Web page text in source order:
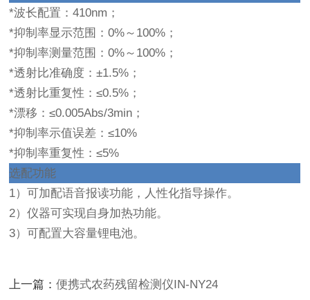
*波长配置：410nm；
*抑制率显示范围：0%～100%；
*抑制率测量范围：0%～100%；
*透射比准确度：±1.5%；
*透射比重复性：≤0.5%；
*漂移：≤0.005Abs/3min；
*抑制率示值误差：≤10%
*抑制率重复性：≤5%
选配功能
1）可加配语音报读功能，人性化指导操作。
2）仪器可实现自身加热功能。
3）可配置大容量锂电池。
上一篇：便携式农药残留检测仪IN-NY24